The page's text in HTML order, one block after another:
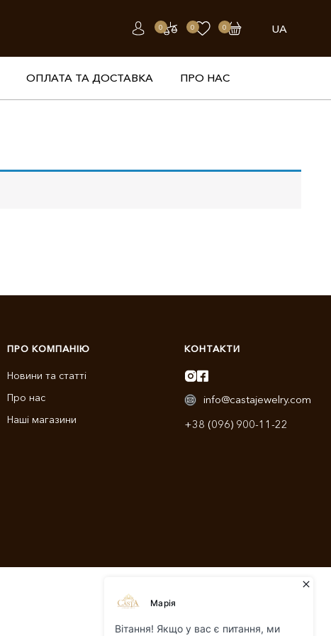
0 0 0 UA
ОПЛАТА ТА ДОСТАВКА ПРО НАС
ПРО КОМПАНІЮ
Новини та статті
Про нас
Наші магазини
КОНТАКТИ
info@castajewelry.com
+38 (096) 900-11-22